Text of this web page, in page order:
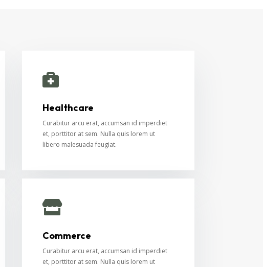

Healthcare
Curabitur arcu erat, accumsan id imperdiet
et, porttitor at sem. Nulla quis lorem ut
libero malesuada feugiat.

Commerce
Curabitur arcu erat, accumsan id imperdiet
et, porttitor at sem. Nulla quis lorem ut